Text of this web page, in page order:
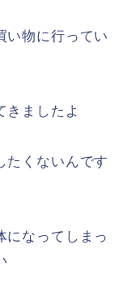
い物に行ってい
きましたよ
たくないんです
になってしまっ